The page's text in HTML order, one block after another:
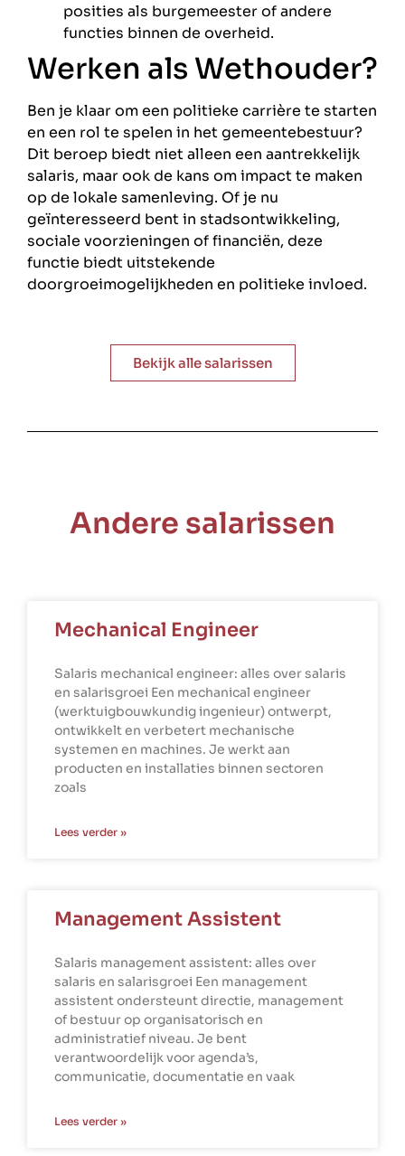
posities als burgemeester of andere
functies binnen de overheid.
Werken als Wethouder?
Ben je klaar om een politieke carrière te starten
en een rol te spelen in het gemeentebestuur?
Dit beroep biedt niet alleen een aantrekkelijk
salaris, maar ook de kans om impact te maken
op de lokale samenleving. Of je nu
geïnteresseerd bent in stadsontwikkeling,
sociale voorzieningen of financiën, deze
functie biedt uitstekende
doorgroeimogelijkheden en politieke invloed.
Bekijk alle salarissen
Andere salarissen
Mechanical Engineer
Salaris mechanical engineer: alles over salaris
en salarisgroei Een mechanical engineer
(werktuigbouwkundig ingenieur) ontwerpt,
ontwikkelt en verbetert mechanische
systemen en machines. Je werkt aan
producten en installaties binnen sectoren
zoals
Lees verder »
Management Assistent
Salaris management assistent: alles over
salaris en salarisgroei Een management
assistent ondersteunt directie, management
of bestuur op organisatorisch en
administratief niveau. Je bent
verantwoordelijk voor agenda’s,
communicatie, documentatie en vaak
Lees verder »